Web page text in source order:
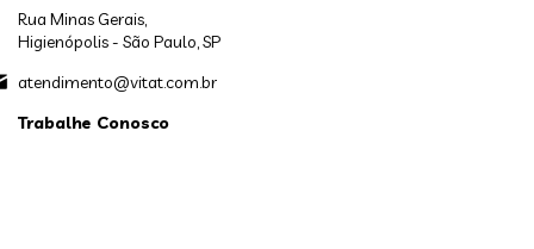
Rua Minas Gerais,
Higienópolis - São Paulo, SP
atendimento@vitat.com.br
Trabalhe Conosco